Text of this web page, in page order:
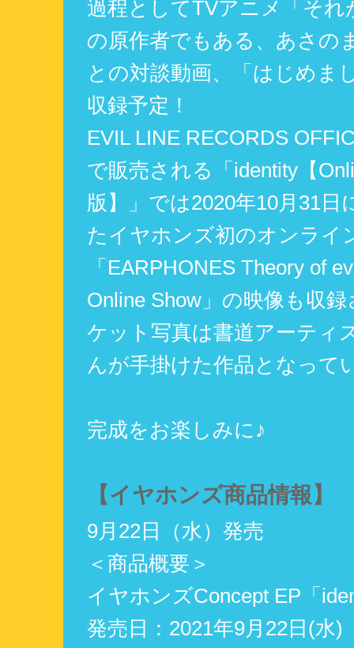
過程としてTVアニメ「それ
の原作者でもある、あさの
との対談動画、「はじめま
収録予定！
EVIL LINE RECORDS
で販売される「identity【
版】」では2020年10月31日
たイヤホンズ初のオンライ
「EARPHONES Theory of
Online Show」の映像も収
ケット写真は書道アーティ
んが手掛けた作品となって
完成をお楽しみに♪
【イヤホンズ商品情報】
9月22日（水）発売
＜商品概要＞
イヤホンズConcept EP「
発売日：2021年9月22日(水)